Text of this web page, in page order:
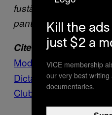
fustă Bonnie Bowely,
pantofi Croc
Citește mai multe
Moda românească e
Dictatura modei
Clubul Virginelor
Kill the
just $2 a
VICE membership
our very best
documentaries.